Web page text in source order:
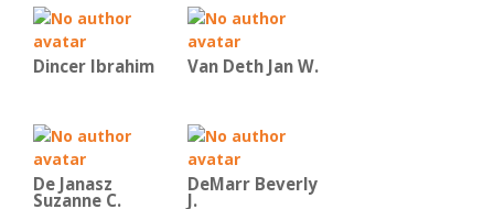
Dincer Ibrahim Van Deth Jan W.
De Janasz
Suzanne C.
DeMarr Beverly
J.